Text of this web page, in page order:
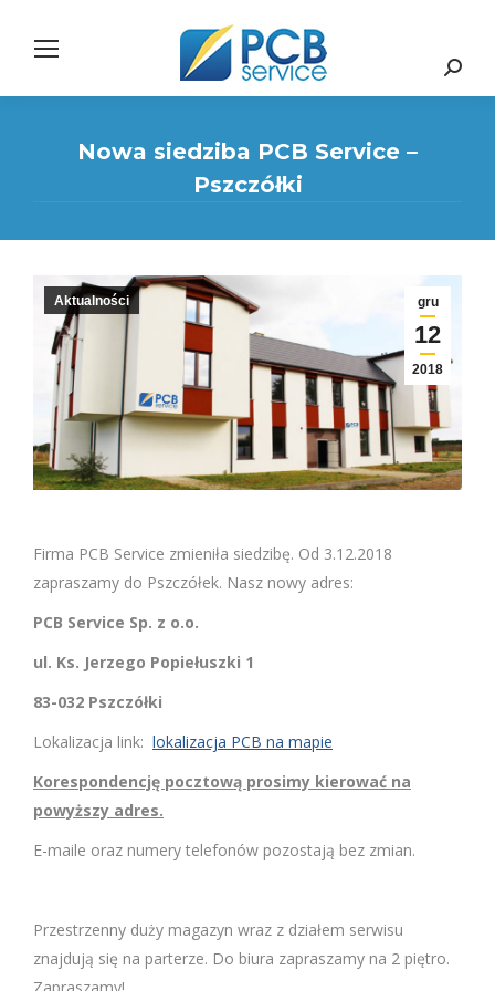
Search:
Nowa siedziba PCB Service –
Pszczółki
gru
12
2018
Aktualności
Firma PCB Service zmieniła siedzibę. Od 3.12.2018
zapraszamy do Pszczółek. Nasz nowy adres:
PCB Service Sp. z o.o.
ul. Ks. Jerzego Popiełuszki 1
83-032 Pszczółki
Lokalizacja link: lokalizacja PCB na mapie
Korespondencję pocztową prosimy kierować na
powyższy adres.
E-maile oraz numery telefonów pozostają bez zmian.
Przestrzenny duży magazyn wraz z działem serwisu
znajdują się na parterze. Do biura zapraszamy na 2 piętro.